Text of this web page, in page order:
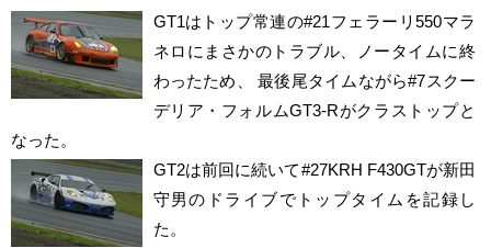
GT1はトップ常連の#21フェラーリ550マラ
ネロにまさかのトラブル、ノータイムに終
わったため、 最後尾タイムながら#7スクー
デリア・フォルムGT3-Rがクラストップと
なった。
GT2は前回に続いて#27KRH F430GTが新田
守男のドライブでトップタイムを記録し
た。